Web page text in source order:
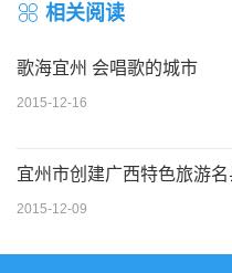
相关阅读
歌海宜州 会唱歌的城市
2015-12-16
宜州市创建广西特色旅游
2015-12-09